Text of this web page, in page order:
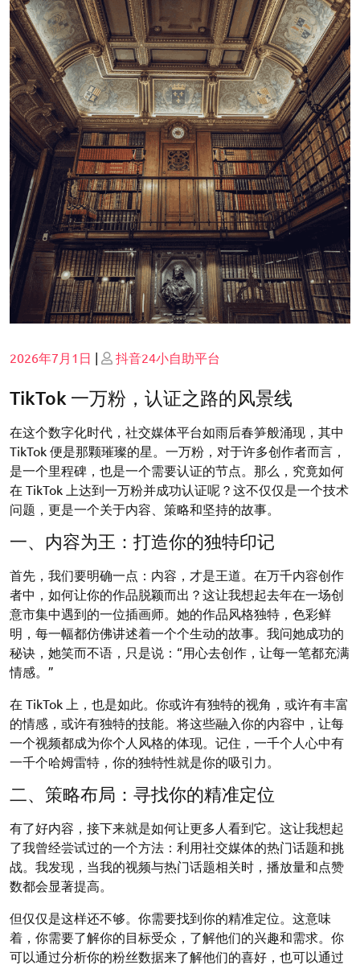
Posted
2026年7月1日 | Posted
抖音24小自助平台
TikTok 一万粉，认证之路的风景线
在这个数字化时代，社交媒体平台如雨后春笋般涌现，其中
TikTok 便是那颗璀璨的星。一万粉，对于许多创作者而言，
是一个里程碑，也是一个需要认证的节点。那么，究竟如何
在 TikTok 上达到一万粉并成功认证呢？这不仅仅是一个技术
问题，更是一个关于内容、策略和坚持的故事。
一、内容为王：打造你的独特印记
首先，我们要明确一点：内容，才是王道。在万千内容创作
者中，如何让你的作品脱颖而出？这让我想起去年在一场创
意市集中遇到的一位插画师。她的作品风格独特，色彩鲜
明，每一幅都仿佛讲述着一个个生动的故事。我问她成功的
秘诀，她笑而不语，只是说：“用心去创作，让每一笔都充满
情感。”
在 TikTok 上，也是如此。你或许有独特的视角，或许有丰富
的情感，或许有独特的技能。将这些融入你的内容中，让每
一个视频都成为你个人风格的体现。记住，一千个人心中有
一千个哈姆雷特，你的独特性就是你的吸引力。
二、策略布局：寻找你的精准定位
有了好内容，接下来就是如何让更多人看到它。这让我想起
了我曾经尝试过的一个方法：利用社交媒体的热门话题和挑
战。我发现，当我的视频与热门话题相关时，播放量和点赞
数都会显著提高。
但仅仅是这样还不够。你需要找到你的精准定位。这意味
着，你需要了解你的目标受众，了解他们的兴趣和需求。你
可以通过分析你的粉丝数据来了解他们的喜好，也可以通过